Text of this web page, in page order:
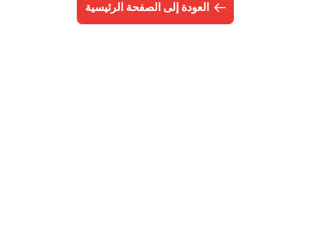
العودة إلى الصفحة الرئيسية